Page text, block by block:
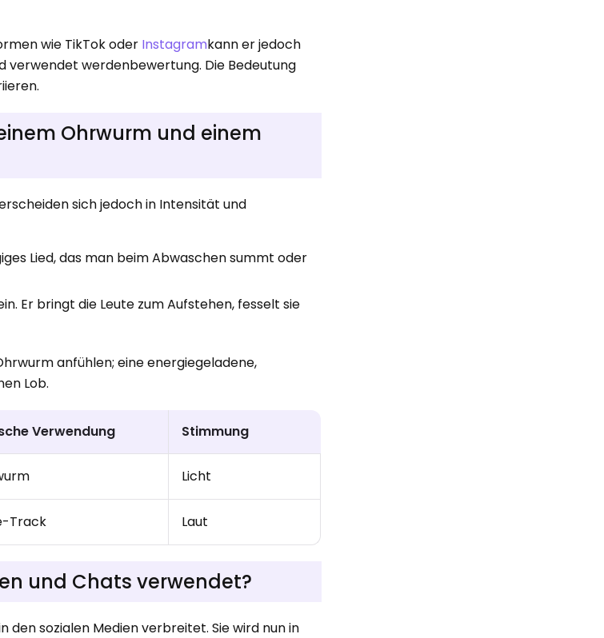
wie TikTok oder Instagramkann er jedoch
verwendet werdenbewertung. Die Bedeutung
Ohrwurm und einem
sich jedoch in Intensität und
Lied, das man beim Abwaschen summt oder
Er bringt die Leute zum Aufstehen, fesselt sie
anfühlen; eine energiegeladene,
Lob.
Verwendung Stimmung
Licht
Track Laut
und Chats verwendet?
den sozialen Medien verbreitet. Sie wird nun in